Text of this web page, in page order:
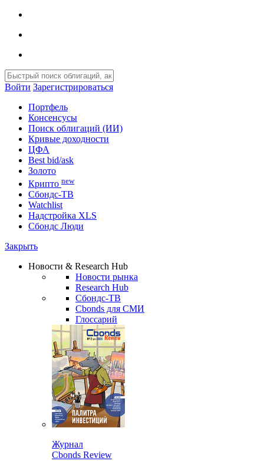
Войти Зарегистрироваться
Портфель
Консенсусы
Поиск облигаций (ИИ)
Кривые доходности
ЦФА
Best bid/ask
Золото
Крипто new
Сбондс-ТВ
Watchlist
Надстройка XLS
Сбондс Люди
Закрыть
Новости & Research Hub
Новости рынка
Research Hub
Сбондс-ТВ
Cbonds для СМИ
Глоссарий
Журнал
Cbonds Review